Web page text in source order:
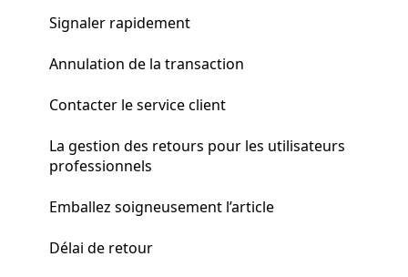
Signaler rapidement
Annulation de la transaction
Contacter le service client
La gestion des retours pour les utilisateurs
professionnels
Emballez soigneusement l’article
Délai de retour